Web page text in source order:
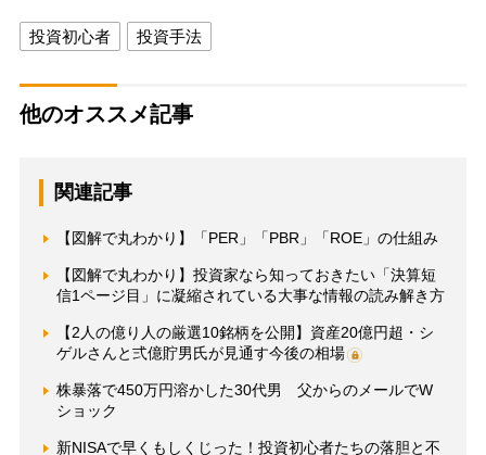
投資初心者 投資手法
他のオススメ記事
関連記事
【図解で丸わかり】「PER」「PBR」「ROE」の仕組み
【図解で丸わかり】投資家なら知っておきたい「決算短
信1ページ目」に凝縮されている大事な情報の読み解き方
【2人の億り人の厳選10銘柄を公開】資産20億円超・シ
ゲルさんと弍億貯男氏が見通す今後の相場
株暴落で450万円溶かした30代男 父からのメールでW
ショック
新NISAで早くもしくじった！投資初心者たちの落胆と不